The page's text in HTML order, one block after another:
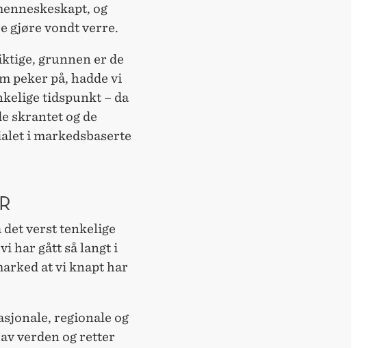
og
gjøre vondt verre.
grunnen er de
peker på, hadde vi
tidspunkt – da
skrantet og de
i markedsbaserte
verst tenkelige
har gått så langt i
at vi knapt har
regionale og
verden og retter